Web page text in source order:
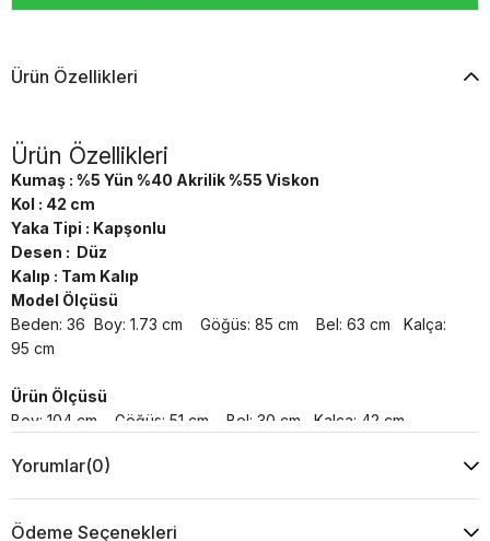
Ürün Özellikleri
Ürün Özellikleri
Kumaş : %5 Yün %40 Akrilik %55 Viskon
Kol : 42 cm
Yaka Tipi : Kapşonlu
Desen : Düz
Kalıp : Tam Kalıp
Model Ölçüsü
Beden: 36 Boy: 1.73 cm Göğüs: 85 cm Bel: 63 cm Kalça:
95 cm
Ürün Ölçüsü
Boy: 104 cm Göğüs: 51 cm Bel: 30 cm Kalça: 42 cm
Yıkama Talimatı :
Yorumlar(0)
Ödeme Seçenekleri